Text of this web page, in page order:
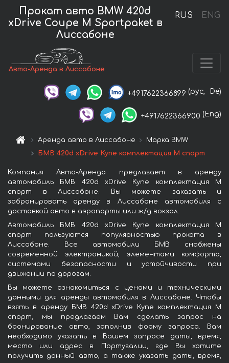
RUS ENG
Прокат авто BMW 420d
xDrive Coupe M Sportpaket в
Лиссабоне
Авто-Аренда в Лиссабоне
+4917622366899 (рус, De)
+4917622366900 (Eng)
Аренда авто в Лиссабоне
Марка BMW
БМВ 420d xDrive Купе комплектация М спорт
Компания Авто-Аренда предлагает в аренду
автомобиль БМВ 420d xDrive Купе комплектация М
спорт в Лиссабоне. Вы можете заказать и
забронировать аренду в Лиссабоне автомобиля с
доставкой авто в аэропорты или ж/д вокзал.
Автомобиль БМВ 420d xDrive Купе комплектация М
спорт пользуются популярностью проката в
Лиссабоне. Все автомобили БМВ снабжены
современной электроникой, элементами комфорта,
системами безопасности и устойчивости при
движении по дорогам.
Вы можете ознакомиться с ценами и техническими
данными для аренды автомобиля в Лиссабоне. Чтобы
взять в аренду БМВ 420d xDrive Купе комплектация М
спорт, мы предлагаем Вам сделать запрос на
бронирование авто, заполнив форму запроса. Вам
необходимо указать в Вашем запросе даты, время,
место или адрес в Португалии, где Вы хотите
получить данный авто, а также указать даты, время,